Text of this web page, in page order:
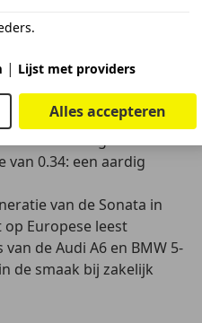
hoogwaardige auto te
als motor- en
waren daarvan een
konden een onschuldige
kreukelzonesverhoogden
neus en hoge kofferbak
van 0.34: een aardig
van de Sonata in
Europese leest
van deAudi A6 en BMW 5-
de smaak bij zakelijk
| Lijst met providers
Alles accepteren